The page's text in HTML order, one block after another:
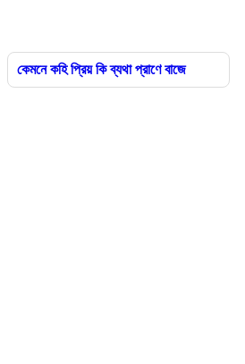
কেমনে কহি প্রিয় কি ব্যথা প্রাণে বাজে